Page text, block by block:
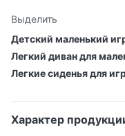
Выделить
Детский маленький
Легкий диван для
Легкие сиденья для
Характер